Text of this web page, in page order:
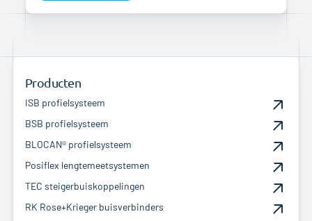
Producten
ISB profielsysteem
BSB profielsysteem
BLOCAN® profielsysteem
Posiflex lengtemeetsystemen
TEC steigerbuiskoppelingen
RK Rose+Krieger buisverbinders